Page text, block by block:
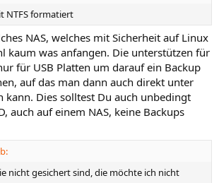
NTFS formatiert
NAS, welches mit Sicherheit auf Linux
kaum was anfangen. Die unterstützen für
für USB Platten um darauf ein Backup
auf das man dann auch direkt unter
kann. Dies solltest Du auch unbedingt
auch auf einem NAS, keine Backups
nicht gesichert sind, die möchte ich nicht